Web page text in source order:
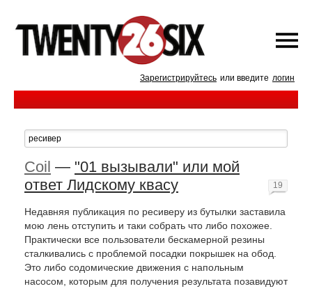
Зарегистрируйтесь или введите логин
Coil — "01 вызывали" или мой
ответ Лидскому квасу
Недавняя публикация по ресиверу из бутылки заставила
мою лень отступить и таки собрать что либо похожее.
Практически все пользователи бескамерной резины
сталкивались с проблемой посадки покрышек на обод.
Это либо содомические движения с напольным
насосом, которым для получения результата позавидуют
19